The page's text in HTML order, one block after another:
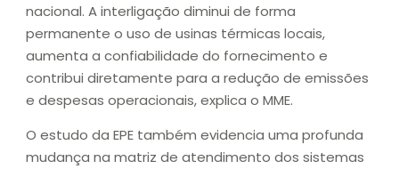
nacional. A interligação diminui de forma
permanente o uso de usinas térmicas locais,
aumenta a confiabilidade do fornecimento e
contribui diretamente para a redução de emissões
e despesas operacionais, explica o MME.
O estudo da EPE também evidencia uma profunda
mudança na matriz de atendimento dos sistemas